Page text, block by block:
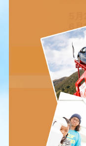
5
6
詳